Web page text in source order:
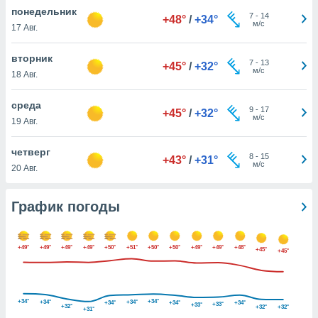
вы
установки
веб-
или
как
понедельник
17 Авг.
+48° / +34° 7- 14
м/с
вторник
18 Авг.
+45° / +32° 7- 13
м/с
среда
19 Авг.
+45° / +32° 9- 17
м/с
четверг
20 Авг.
+43° / +31° 8- 15
м/с
График погоды
+49° +49° +49° +49° +50° +51° +50° +50° +49° +49° +48° +45° +45°
+34° +34°
+32° +31°
+34° +34° +34° +34° +33° +33° +34°
+32° +32°